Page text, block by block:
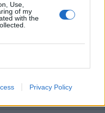
Use,
of my
with the
Privacy Policy